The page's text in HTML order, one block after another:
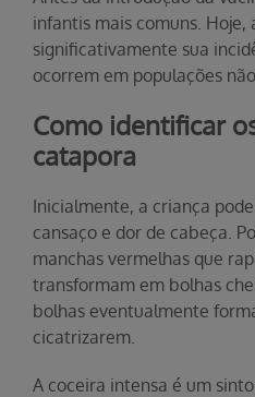
infantis mais comuns. Hoje,
significativamente sua
ocorrem em populações
Como identificar
catapora
Inicialmente, a criança
cansaço e dor de cabeça.
manchas vermelhas que
transformam em bolhas
bolhas eventualmente
cicatrizarem.
A coceira intensa é um